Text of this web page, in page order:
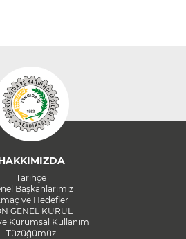
Tarihçe
Başkanlarımız
ve Hedefler
GENEL KURUL
Kurumsal Kullanım
Tüzüğümüz